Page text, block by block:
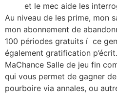
et le mec aide les
Au niveau de les prime, mon
mon abonnement de
100 périodes gratuits í ce
également gratification
MaChance Salle de jeu fin
qui vous permet de gagner
pourboire via annales, ou